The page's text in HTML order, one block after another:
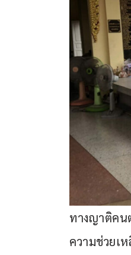
ทางญาติคน
ความช่วยเ